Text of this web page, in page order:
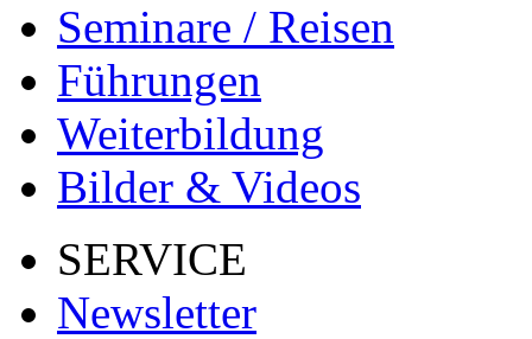
Seminare / Reisen
Führungen
Weiterbildung
Bilder & Videos
SERVICE
Newsletter